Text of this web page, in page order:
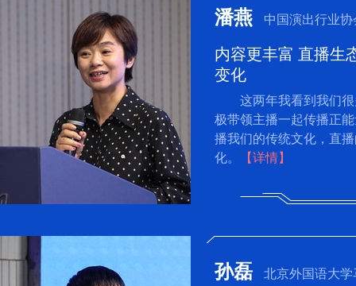
潘燕 中国演出行业
内容更丰富 直播生
变化
这两年我看到我们
极带领主播一起传播正
播我们的传统文化，直
化。
【详情】
孙磊
北京外国语大